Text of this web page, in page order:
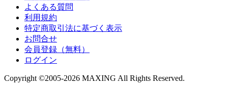
よくある質問
利用規約
特定商取引法に基づく表示
お問合せ
会員登録（無料）
ログイン
Copyright ©2005-2026 MAXING All Rights Reserved.